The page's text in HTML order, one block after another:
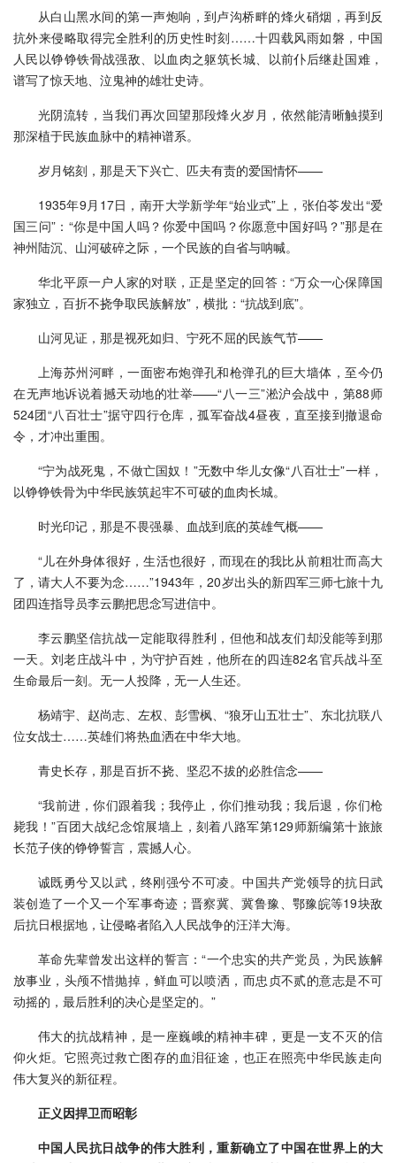
从白山黑水间的第一声炮响，到卢沟桥畔的烽火硝烟，再到反
抗外来侵略取得完全胜利的历史性时刻……十四载风雨如磐，中国
人民以铮铮铁骨战强敌、以血肉之躯筑长城、以前仆后继赴国难，
谱写了惊天地、泣鬼神的雄壮史诗。
光阴流转，当我们再次回望那段烽火岁月，依然能清晰触摸到
那深植于民族血脉中的精神谱系。
岁月铭刻，那是天下兴亡、匹夫有责的爱国情怀——
1935年9月17日，南开大学新学年“始业式”上，张伯苓发出“爱
国三问”：“你是中国人吗？你爱中国吗？你愿意中国好吗？”那是在
神州陆沉、山河破碎之际，一个民族的自省与呐喊。
华北平原一户人家的对联，正是坚定的回答：“万众一心保障国
家独立，百折不挠争取民族解放”，横批：“抗战到底”。
山河见证，那是视死如归、宁死不屈的民族气节——
上海苏州河畔，一面密布炮弹孔和枪弹孔的巨大墙体，至今仍
在无声地诉说着撼天动地的壮举——“八一三”淞沪会战中，第88师
524团“八百壮士”据守四行仓库，孤军奋战4昼夜，直至接到撤退命
令，才冲出重围。
“宁为战死鬼，不做亡国奴！”无数中华儿女像“八百壮士”一样，
以铮铮铁骨为中华民族筑起牢不可破的血肉长城。
时光印记，那是不畏强暴、血战到底的英雄气概——
“儿在外身体很好，生活也很好，而现在的我比从前粗壮而高大
了，请大人不要为念……”1943年，20岁出头的新四军三师七旅十九
团四连指导员李云鹏把思念写进信中。
李云鹏坚信抗战一定能取得胜利，但他和战友们却没能等到那
一天。刘老庄战斗中，为守护百姓，他所在的四连82名官兵战斗至
生命最后一刻。无一人投降，无一人生还。
杨靖宇、赵尚志、左权、彭雪枫、“狼牙山五壮士”、东北抗联八
位女战士……英雄们将热血洒在中华大地。
青史长存，那是百折不挠、坚忍不拔的必胜信念——
“我前进，你们跟着我；我停止，你们推动我；我后退，你们枪
毙我！”百团大战纪念馆展墙上，刻着八路军第129师新编第十旅旅
长范子侠的铮铮誓言，震撼人心。
诚既勇兮又以武，终刚强兮不可凌。中国共产党领导的抗日武
装创造了一个又一个军事奇迹；晋察冀、冀鲁豫、鄂豫皖等19块敌
后抗日根据地，让侵略者陷入人民战争的汪洋大海。
革命先辈曾发出这样的誓言：“一个忠实的共产党员，为民族解
放事业，头颅不惜抛掉，鲜血可以喷洒，而忠贞不贰的意志是不可
动摇的，最后胜利的决心是坚定的。”
伟大的抗战精神，是一座巍峨的精神丰碑，更是一支不灭的信
仰火炬。它照亮过救亡图存的血泪征途，也正在照亮中华民族走向
伟大复兴的新征程。
正义因捍卫而昭彰
中国人民抗日战争的伟大胜利，重新确立了中国在世界上的大